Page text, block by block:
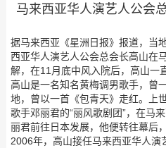
马来西亚华人演艺人公会
据马来西亚《星洲日报》报道，当
西亚华人演艺人公会总会长高山在
解，在11月底中风入院后，高山一
高山是一名知名黄梅调男歌手，曾
地，曾以一首《包青天》走红。上
歌手邓丽君的“丽风歌剧团”，在马
丽君前往日本发展，他便转往幕后
2006年，高山接任马来西亚华人演